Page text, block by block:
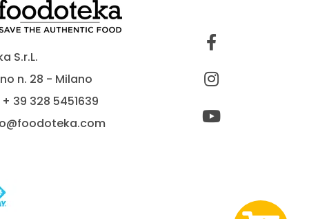
S.r.L.
n. 28 - Milano
39 328 5451639